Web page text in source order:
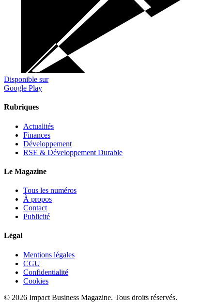
Disponible sur
Google Play
Rubriques
Actualités
Finances
Développement
RSE & Développement Durable
Le Magazine
Tous les numéros
À propos
Contact
Publicité
Légal
Mentions légales
CGU
Confidentialité
Cookies
© 2026 Impact Business Magazine. Tous droits réservés.